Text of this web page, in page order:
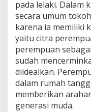
pada lelaki. Dalam
secara umum
karena ia memiliki
yaitu citra
perempuan
sudah
diidealkan.
dalam rumah
memberikan
generasi muda.